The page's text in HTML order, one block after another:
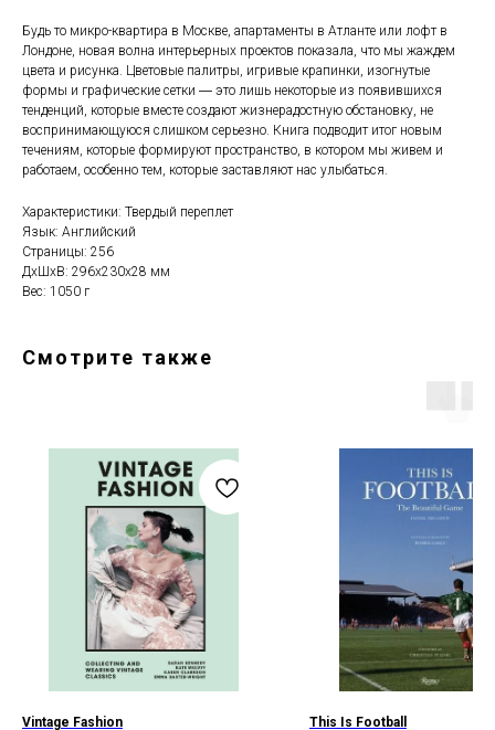
Будь то микро-квартира в Москве, апартаменты в Атланте или лофт в
Лондоне, новая волна интерьерных проектов показала, что мы жаждем
цвета и рисунка. Цветовые палитры, игривые крапинки, изогнутые
формы и графические сетки ― это лишь некоторые из появившихся
тенденций, которые вместе создают жизнерадостную обстановку, не
воспринимающуюся слишком серьезно. Книга подводит итог новым
течениям, которые формируют пространство, в котором мы живем и
работаем, особенно тем, которые заставляют нас улыбаться.
Характеристики: Твердый переплет
Язык: Английский
Страницы: 256
ДxШxВ: 296x230x28 мм
Вес: 1050 г
Смотрите также
Vintage Fashion This Is Football